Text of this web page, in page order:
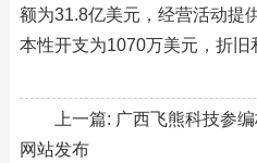
额为31.8亿美元，经营活动提
本性开支为1070万美元，折旧
上一篇: 广西飞熊科技参
网站发布